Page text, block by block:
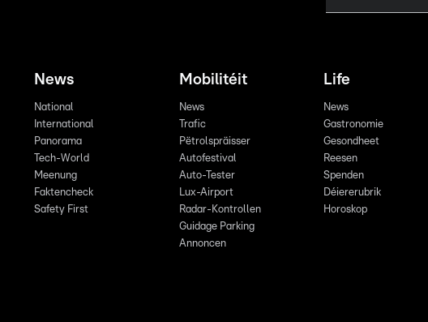
News
National
International
Panorama
Tech-World
Meenung
Faktencheck
Safety First
Mobilitéit
News
Trafic
Pëtrolspräisser
Autofestival
Auto-Tester
Lux-Airport
Radar-Kontrollen
Guidage Parking
Annoncen
Life
News
Gastronomie
Gesondheet
Reesen
Spenden
Déiererubrik
Horoskop